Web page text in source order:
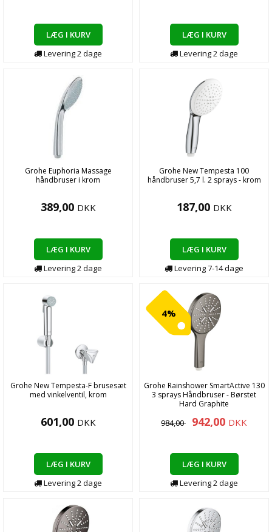
LÆG I KURV
Levering2dage
LÆG I KURV
Levering2dage
Grohe Euphoria Massage
håndbruser i krom
389,00 DKK
LÆG I KURV
Levering2dage
Grohe New Tempesta 100
håndbruser 5,7 l. 2 sprays - krom
187,00 DKK
LÆG I KURV
Levering7-14dage
Grohe New Tempesta-F brusesæt
med vinkelventil, krom
601,00 DKK
LÆG I KURV
Levering2dage
4%
Grohe Rainshower SmartActive 130
3 sprays Håndbruser - Børstet
Hard Graphite
984,00 942,00 DKK
LÆG I KURV
Levering2dage